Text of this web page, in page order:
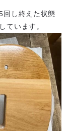
回し終えた状態
ています。